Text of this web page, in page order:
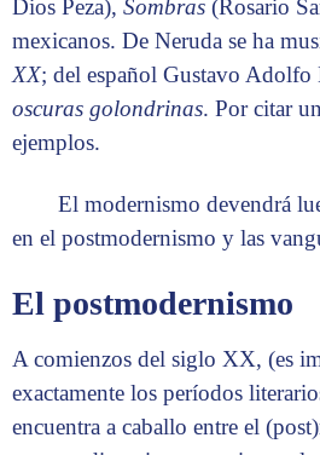
Dios Peza), Sombras (Rosario
mexicanos. De Neruda se ha
XX; del español Gustavo Adolfo
oscuras golondrinas. Por citar
ejemplos.
El modernismo devendrá
en el postmodernismo y las
El postmodernismo
A comienzos del siglo XX, (es
exactamente los períodos
encuentra a caballo entre el